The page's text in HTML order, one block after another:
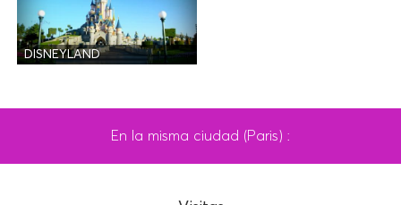
DISNEYLAND
En la misma ciudad (Paris) :